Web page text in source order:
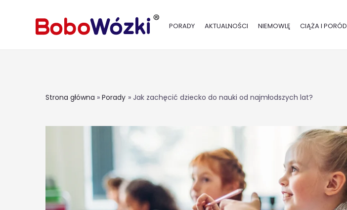
PORADY AKTUALNOŚCI NIEMOWLĘ CIĄŻA I PORÓD
Strona główna Porady Jak zachęcić dziecko do nauki od najmłodszych lat?